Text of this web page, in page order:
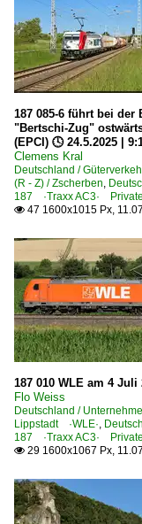
Weichen-
Zirkus
Güterverkehr
Gbf Neuss
Rangier-
Rbf Halle
Güterwagen
4 |
Hafenbahnen
Hafenbahn
Hamburger
Hybridloks |
1 002
187 085-6 führt bei
"Bertschi-Zug"
(EPCI) 🕓 24.5.2025 |
Clemens Kral
Deutschland /
(R - Z) / Zscherben,
187 ·Traxx AC3· Private
 47 1600x1015 Px,
187 010 WLE am 4
Flo Weiss
Deutschland /
Lippstadt ·WLE·,
187 ·Traxx AC3· Private
 29 1600x1067 Px,